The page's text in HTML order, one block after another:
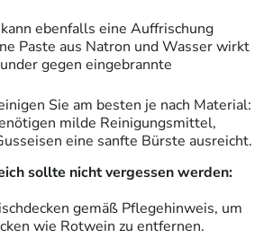
ebenfalls eine Auffrischung
Paste aus Natron und Wasser wirkt
gegen eingebrannte
Sie am besten je nach Material:
milde Reinigungsmittel,
eine sanfte Bürste ausreicht.
sollte nicht vergessen werden:
gemäß Pflegehinweis, um
wie Rotwein zu entfernen.